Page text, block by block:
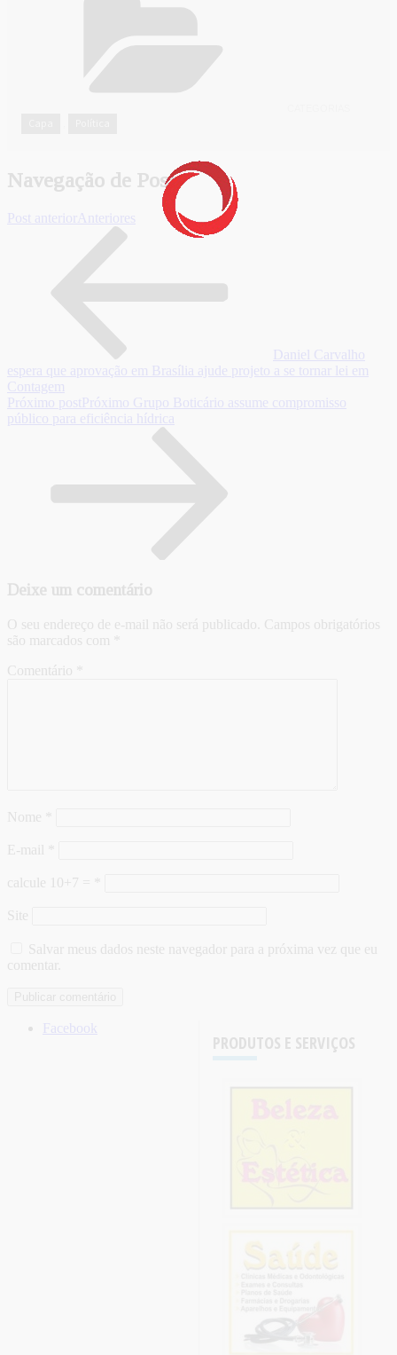
Navegação de Post
Post anterior Anteriores
Daniel Carvalho
espera que aprovação em Brasília ajude projeto a se tornar lei em
Contagem
Próximo post Próximo Grupo Boticário assume compromisso
público para eficiência hídrica
Deixe um comentário
O seu endereço de e-mail não será publicado. Campos obrigatórios
são marcados com
Comentário
Nome
E-mail
calcule 10+7 =
Site
Salvar meus dados neste navegador para a próxima vez que eu
comentar.
PRODUTOS E SERVIÇOS
Facebook